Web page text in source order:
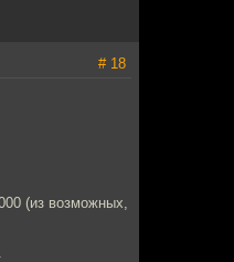
# 18
(из возможных,